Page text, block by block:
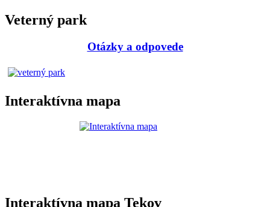
Veterný park
Otázky a odpovede
Interaktívna mapa
Interaktívna mapa Tekov